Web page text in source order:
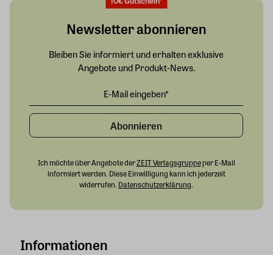
Informationen
Newsletter abonnieren
Bleiben Sie informiert und erhalten exklusive
Angebote und Produkt-News.
Abonnieren
Ich möchte über Angebote derZEIT Verlagsgruppeper E-Mail
informiert werden. Diese Einwilligung kann ich jederzeit
widerrufen. Datenschutzerklärung.